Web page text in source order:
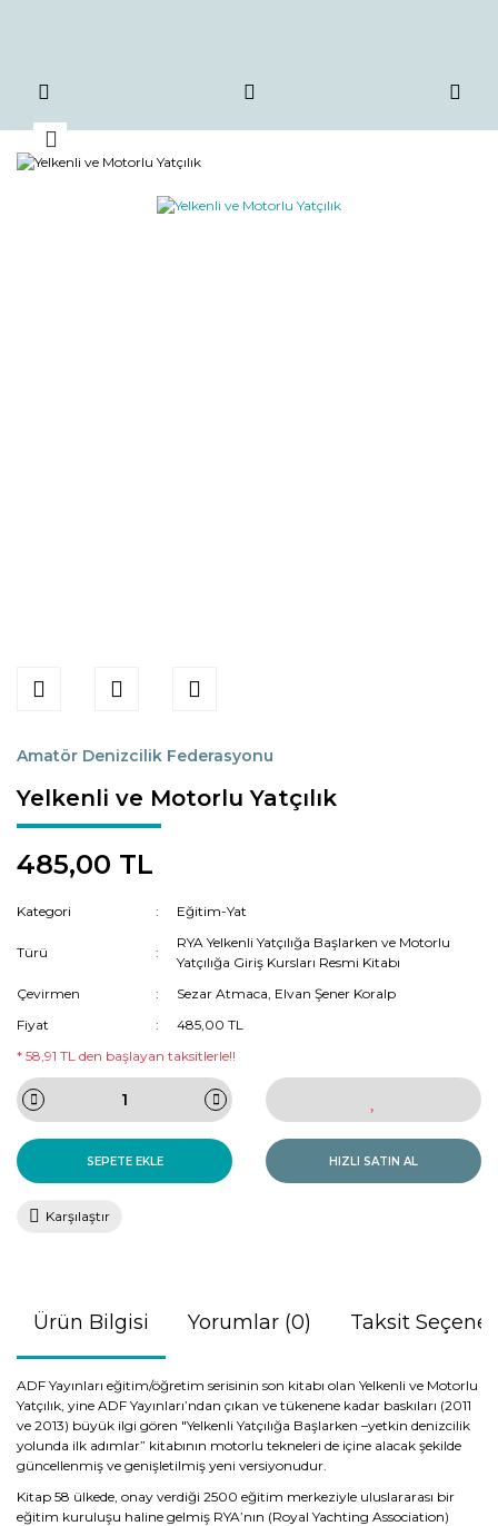
Amatör Denizcilik Federasyonu
Yelkenli ve Motorlu Yatçılık
485,00 TL
Kategori Eğitim-Yat
Türü
RYA Yelkenli Yatçılığa Başlarken ve Motorlu
Yatçılığa Giriş Kursları Resmi Kitabı
Çevirmen
Sezar Atmaca, Elvan Şener Koralp
Fiyat
485,00 TL
* 58,91 TL den başlayan taksitlerle!!
SEPETE EKLE HIZLI SATIN AL
Karşılaştır
Ürün Bilgisi Yorumlar (0) Taksit
ADF Yayınları eğitim/öğretim serisinin son kitabı olan Yelkenli ve Motorlu
Yatçılık, yine ADF Yayınları’ndan çıkan ve tükenene kadar baskıları (2011
ve 2013) büyük ilgi gören "Yelkenli Yatçılığa Başlarken –yetkin denizcilik
yolunda ilk adımlar” kitabının motorlu tekneleri de içine alacak şekilde
güncellenmiş ve genişletilmiş yeni versiyonudur.
Kitap 58 ülkede, onay verdiği 2500 eğitim merkeziyle uluslararası bir
eğitim kuruluşu haline gelmiş RYA’nın (Royal Yachting Association)